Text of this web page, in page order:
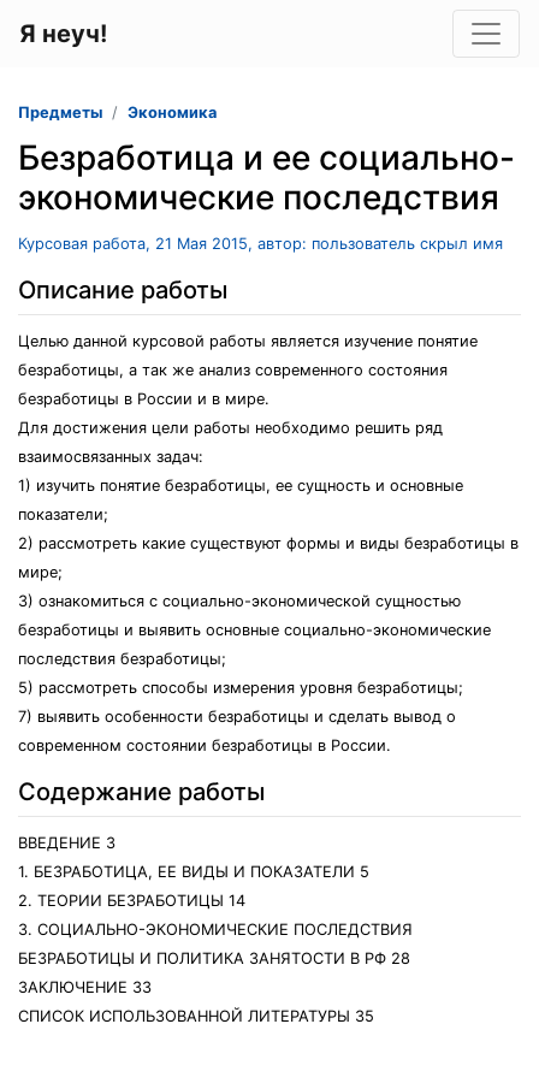
Я неуч!
Предметы Экономика
Безработица и ее социально-
экономические последствия
Курсовая работа, 21 Мая 2015, автор: пользователь скрыл имя
Описание работы
Целью данной курсовой работы является изучение понятие
безработицы, а так же анализ современного состояния
безработицы в России и в мире.
Для достижения цели работы необходимо решить ряд
взаимосвязанных задач:
1) изучить понятие безработицы, ее сущность и основные
показатели;
2) рассмотреть какие существуют формы и виды безработицы в
мире;
3) ознакомиться с социально-экономической сущностью
безработицы и выявить основные социально-экономические
последствия безработицы;
5) рассмотреть способы измерения уровня безработицы;
7) выявить особенности безработицы и сделать вывод о
современном состоянии безработицы в России.
Содержание работы
ВВЕДЕНИЕ 3
1. БЕЗРАБОТИЦА, ЕЕ ВИДЫ И ПОКАЗАТЕЛИ 5
2. ТЕОРИИ БЕЗРАБОТИЦЫ 14
3. СОЦИАЛЬНО-ЭКОНОМИЧЕСКИЕ ПОСЛЕДСТВИЯ
БЕЗРАБОТИЦЫ И ПОЛИТИКА ЗАНЯТОСТИ В РФ 28
ЗАКЛЮЧЕНИЕ 33
СПИСОК ИСПОЛЬЗОВАННОЙ ЛИТЕРАТУРЫ 35